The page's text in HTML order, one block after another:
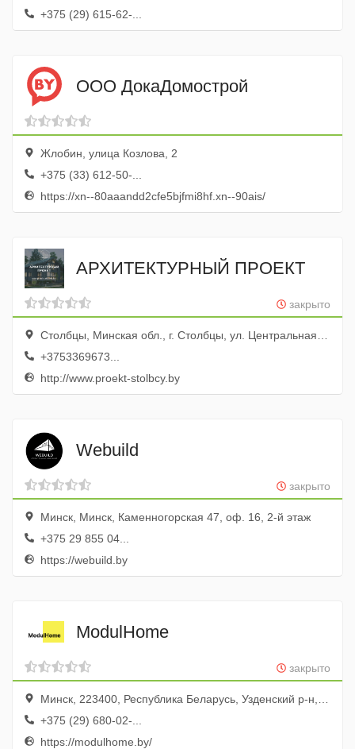
+375 (29) 615-62-...
ООО ДокаДомострой
Жлобин, улица Козлова, 2
+375 (33) 612-50-...
https://xn--80aaandd2cfe5bjfmi8hf.xn--90ais/
АРХИТЕКТУРНЫЙ ПРОЕКТ
закрыто
Столбцы, Минская обл., г. Столбцы, ул. Центральная, 19
+3753369673...
http://www.proekt-stolbcy.by
Webuild
закрыто
Минск, Минск, Каменногорская 47, оф. 16, 2-й этаж
+375 29 855 04...
https://webuild.by
ModulHome
закрыто
Минск, 223400, Республика Беларусь, Узденский р-н, дер. Миколка, ул. Лесная, дом 16, корп 1
+375 (29) 680-02-...
https://modulhome.by/